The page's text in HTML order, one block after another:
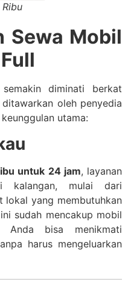
Sewa Mobil
diminati berkat
oleh penyedia
utama:
untuk 24 jam, layanan
kalangan, mulai dari
lokal yang membutuhkan
sudah mencakup mobil
Anda bisa menikmati
harus mengeluarkan